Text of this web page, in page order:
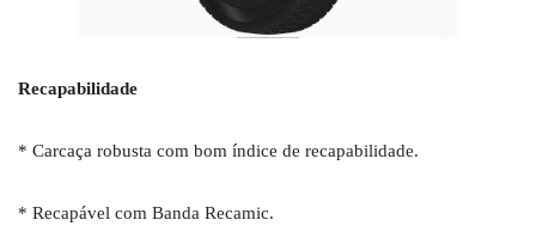
Recapabilidade
* Carcaça robusta com bom índice de recapabilidade.
* Recapável com Banda Recamic.